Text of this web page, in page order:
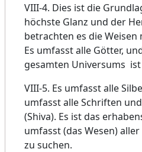
VIII-4. Dies ist die
höchste Glanz und der
betrachten es die
Es umfasst alle Götter,
gesamten Universums
VIII-5. Es umfasst alle
umfasst alle Schriften
(Shiva). Es ist das
umfasst (das Wesen)
zu suchen.